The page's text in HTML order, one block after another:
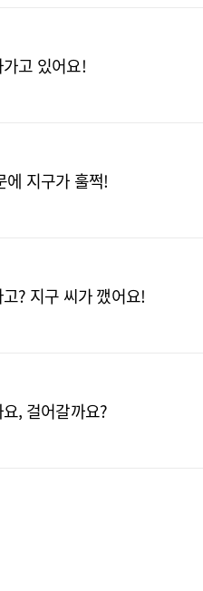
고 있어요!
에 지구가 훌쩍!
? 지구 씨가 깼어요!
, 걸어갈까요?